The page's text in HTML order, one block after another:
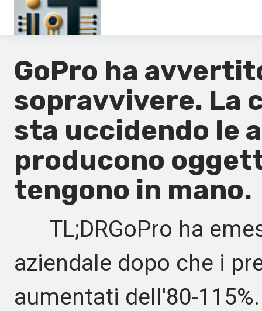
En
Es
Ru
It
GoPro ha
sopravvivere. La
sta uccidendo le
producono
tengono in mano.
TL;DRGoPro ha
aziendale dopo che i
aumentati dell'80-